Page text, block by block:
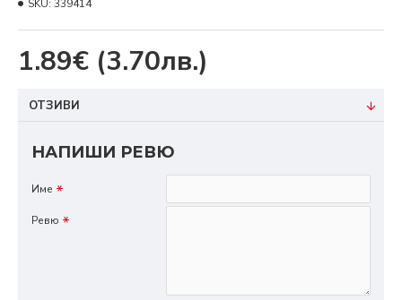
1.89€ (3.70лв.)
SKU: 339414
ОТЗИВИ
НАПИШИ РЕВЮ
Име
Ревю